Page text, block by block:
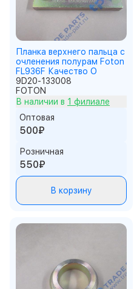
Планка верхнего пальца с
очленения полурам Foton
FL936F Качество О
9D20-133008
FOTON
В наличии в 1 филиале
Оптовая
500₽
Розничная
550₽
В корзину